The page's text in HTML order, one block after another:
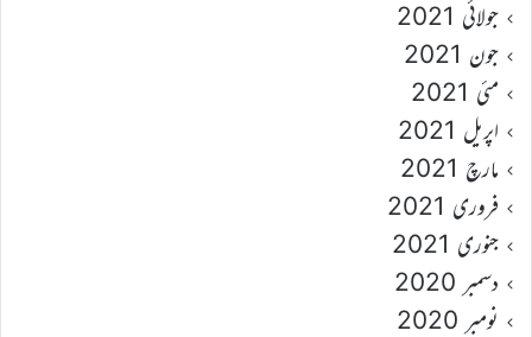
جولائی 2021
جون 2021
مئی 2021
اپریل 2021
مارچ 2021
فروری 2021
جنوری 2021
دسمبر 2020
نومبر 2020